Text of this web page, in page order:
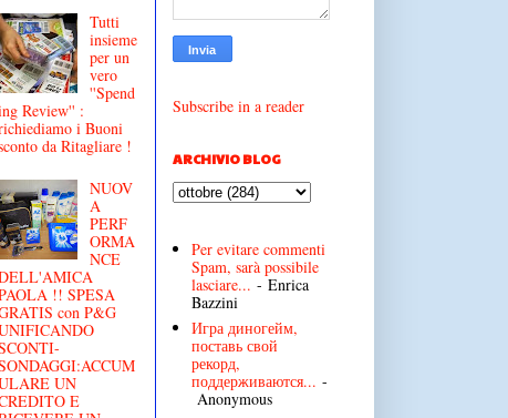
Tutti
insieme
per un
vero
''Spend
Review'' :
i Buoni
da Ritagliare !
NUOV
A
PERF
ORMA
NCE
!! SPESA
con P&G
UN
E
Subscribe in a reader
ARCHIVIO BLOG
Per evitare commenti
Spam, sarà possibile
lasciare... - Enrica
Bazzini
Игра диногейм,
поставь свой
рекорд,
поддерживаются... -
Anonymous